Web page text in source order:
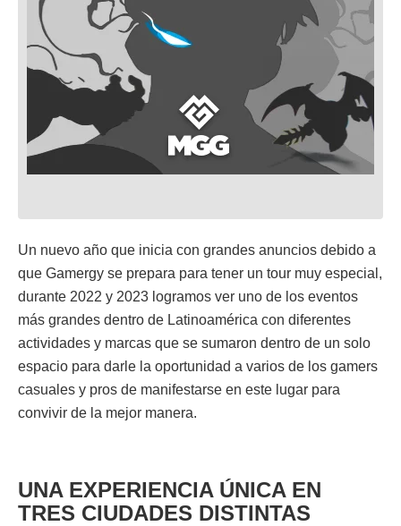
Un nuevo año que inicia con grandes anuncios debido a
que Gamergy se prepara para tener un tour muy especial,
durante 2022 y 2023 logramos ver uno de los eventos
más grandes dentro de Latinoamérica con diferentes
actividades y marcas que se sumaron dentro de un solo
espacio para darle la oportunidad a varios de los gamers
casuales y pros de manifestarse en este lugar para
convivir de la mejor manera.
UNA EXPERIENCIA ÚNICA EN
TRES CIUDADES DISTINTAS